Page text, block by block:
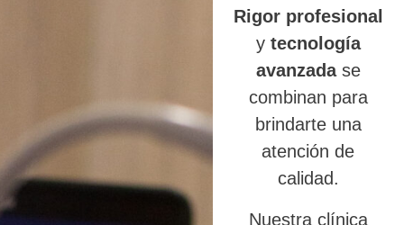
Rigor profesional
y tecnología
avanzadase
combinan para
brindarte una
atención de
calidad.
Nuestra clínica